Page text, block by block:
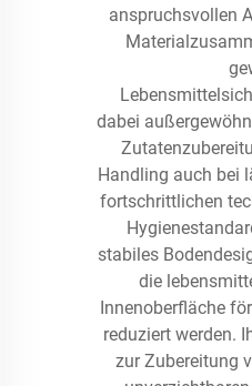
anspruchsvollen
dabei
Handling auch bei
fortschrittlichen
stabiles
die
Innenoberfläche
reduziert werden.
zur Zubereitung